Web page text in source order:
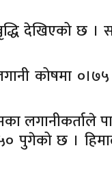
देखिएको छ ।
कोषमा ०।७५
लगानीकर्ताले
पुगेको छ ।